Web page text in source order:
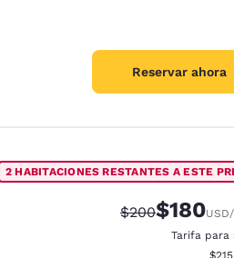
Reservar ahora
2 HABITACIONES RESTANTES A ESTE
Precio tachado:
$200Precio con
$180USD
Tarifa para
Ver
$215